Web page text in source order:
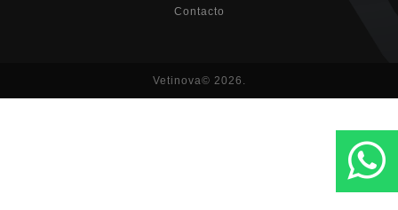
Contacto
Vetinova© 2026.